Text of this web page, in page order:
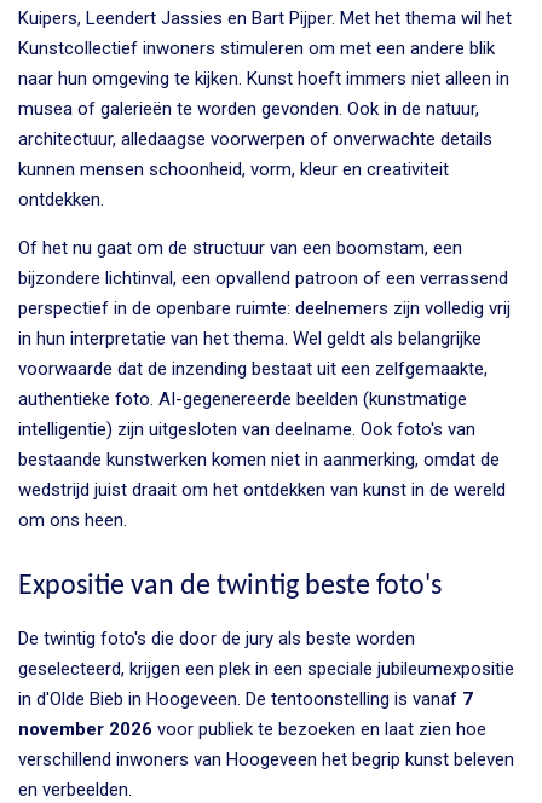
Kuipers, Leendert Jassies en Bart Pijper. Met het thema wil het
Kunstcollectief inwoners stimuleren om met een andere blik
naar hun omgeving te kijken. Kunst hoeft immers niet alleen in
musea of galerieën te worden gevonden. Ook in de natuur,
architectuur, alledaagse voorwerpen of onverwachte details
kunnen mensen schoonheid, vorm, kleur en creativiteit
ontdekken.
Of het nu gaat om de structuur van een boomstam, een
bijzondere lichtinval, een opvallend patroon of een verrassend
perspectief in de openbare ruimte: deelnemers zijn volledig vrij
in hun interpretatie van het thema. Wel geldt als belangrijke
voorwaarde dat de inzending bestaat uit een zelfgemaakte,
authentieke foto. AI-gegenereerde beelden (kunstmatige
intelligentie) zijn uitgesloten van deelname. Ook foto's van
bestaande kunstwerken komen niet in aanmerking, omdat de
wedstrijd juist draait om het ontdekken van kunst in de wereld
om ons heen.
Expositie van de twintig beste foto's
De twintig foto's die door de jury als beste worden
geselecteerd, krijgen een plek in een speciale jubileumexpositie
in d'Olde Bieb in Hoogeveen. De tentoonstelling is vanaf 7
november 2026 voor publiek te bezoeken en laat zien hoe
verschillend inwoners van Hoogeveen het begrip kunst beleven
en verbeelden.